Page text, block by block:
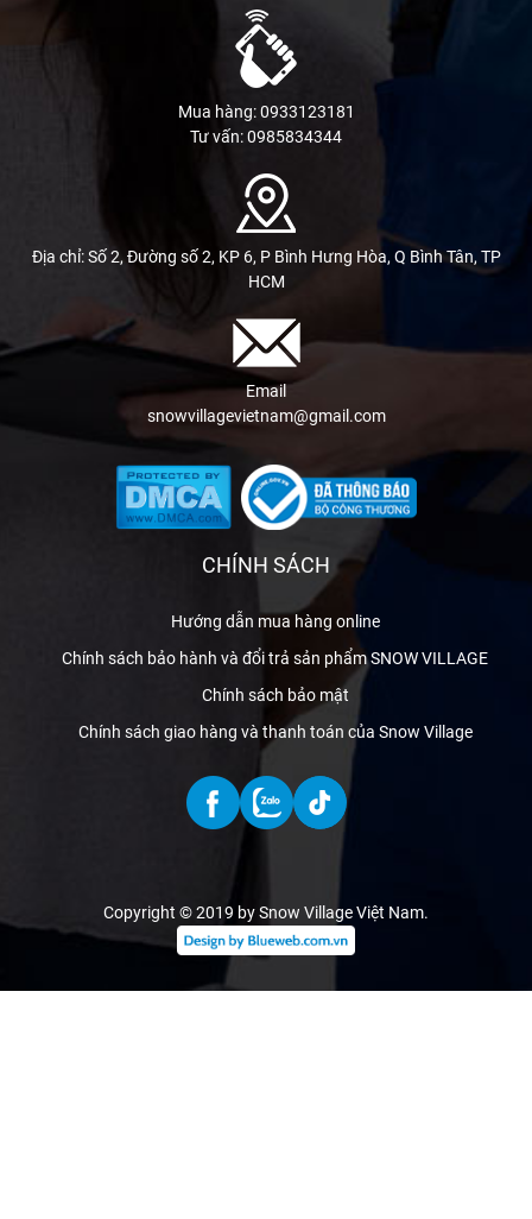
Mua hàng: 0933123181
Tư vấn: 0985834344
Địa chỉ: Số 2, Đường số 2, KP 6, P Bình Hưng Hòa, Q Bình Tân, TP
HCM
Email
snowvillagevietnam@gmail.com
CHÍNH SÁCH
Hướng dẫn mua hàng online
Chính sách bảo hành và đổi trả sản phẩm SNOW VILLAGE
Chính sách bảo mật
Chính sách giao hàng và thanh toán của Snow Village
Copyright © 2019 by Snow Village Việt Nam.